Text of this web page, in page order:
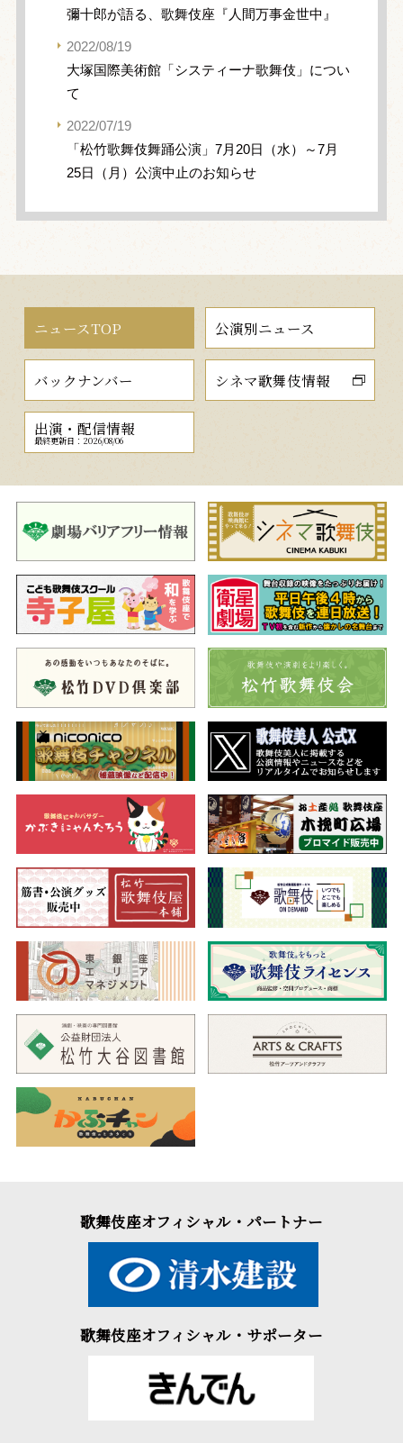
彌十郎が語る、歌舞伎座『人間万事金世中』
2022/08/19
大塚国際美術館「システィーナ歌舞伎」につい
て
2022/07/19
「松竹歌舞伎舞踊公演」7月20日（水）～7月
25日（月）公演中止のお知らせ
ニュースTOP 公演別ニュース
バックナンバー シネマ歌舞伎情報
出演・配信情報
最終更新日：2026/08/06
歌舞伎座オフィシャル・パートナー
歌舞伎座オフィシャル・サポーター